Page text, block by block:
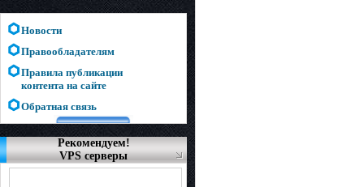
Новости
Правообладателям
Правила публикации
контента на сайте
Обратная связь
Рекомендуем!
VPS серверы